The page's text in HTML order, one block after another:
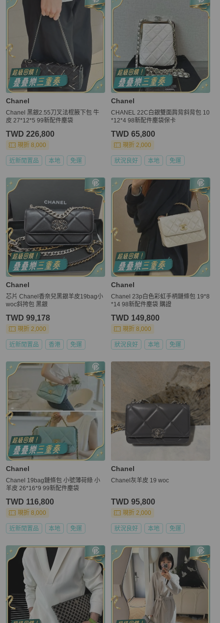
Chanel
Chanel 黑銀2.55刀叉法棍腋下包 牛
皮 27*12*5 99新配件塵袋
TWD 226,800
現折 8,000
近新閒置品 本地 免運
Chanel
CHANEL 22C白銀雙面肩背斜背包 10
*12*4 98新配件塵袋保卡
TWD 65,800
現折 2,000
狀況良好 本地 免運
Chanel
芯片 Chanel香奈兒黑銀羊皮19bag小
woc斜挎包 黑銀
TWD 99,178
現折 2,000
近新閒置品 香港 免運
Chanel
Chanel 23p白色彩虹手柄鏈條包 19*8
*14 98新配件塵袋 購證
TWD 149,800
現折 8,000
狀況良好 本地 免運
Chanel
Chanel 19bag鏈條包 小號薄荷綠 小
羊皮 26*16*9 99新配件塵袋
TWD 116,800
現折 8,000
近新閒置品 本地 免運
Chanel
Chanel灰羊皮 19 woc
TWD 95,800
現折 2,000
狀況良好 本地 免運